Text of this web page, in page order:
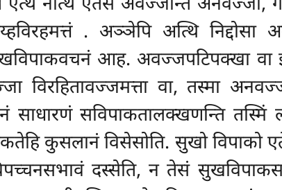
एत्थ नत्थि एतेसं अवज्जन्ति अनवज्जा,
. अञ्ञेपि अत्थि निद्दोसा
सुखविपाकवचनं आह. अवज्जपटिपक्खा
विरहितावज्जमत्ता वा, तस्मा
साधारणं सविपाकतालक्खणन्ति
कुसलानं विसेसोति. सुखो
दस्सेति, न तेसं